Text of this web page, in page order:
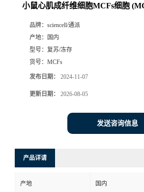
小鼠心肌成纤维细胞MCFs细胞
品牌： sciencell/通派
产地：
国内
型号： 复苏/冻存
货号： MCFs
发布日期： 2024-11-07
更新日期： 2026-08-05
发送咨询信息
产品详请
产地 国内